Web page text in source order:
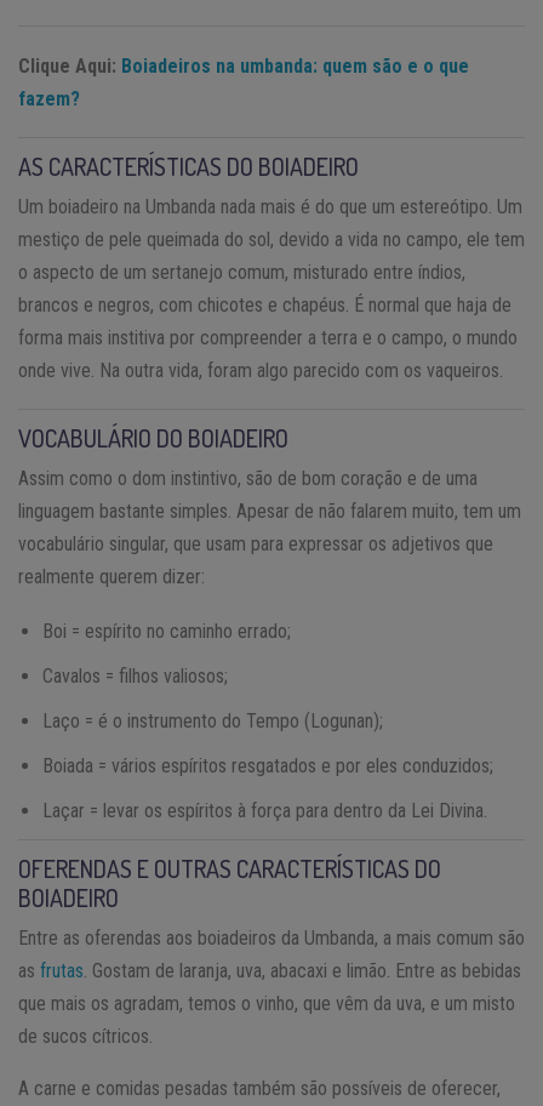
Clique Aqui: Boiadeiros na umbanda: quem são e o que
fazem?
AS CARACTERÍSTICAS DO BOIADEIRO
Um boiadeiro na Umbanda nada mais é do que um estereótipo. Um
mestiço de pele queimada do sol, devido a vida no campo, ele tem
o aspecto de um sertanejo comum, misturado entre índios,
brancos e negros, com chicotes e chapéus. É normal que haja de
forma mais institiva por compreender a terra e o campo, o mundo
onde vive. Na outra vida, foram algo parecido com os vaqueiros.
VOCABULÁRIO DO BOIADEIRO
Assim como o dom instintivo, são de bom coração e de uma
linguagem bastante simples. Apesar de não falarem muito, tem um
vocabulário singular, que usam para expressar os adjetivos que
realmente querem dizer:
Boi = espírito no caminho errado;
Cavalos = filhos valiosos;
Laço = é o instrumento do Tempo (Logunan);
Boiada = vários espíritos resgatados e por eles conduzidos;
Laçar = levar os espíritos à força para dentro da Lei Divina.
OFERENDAS E OUTRAS CARACTERÍSTICAS DO
BOIADEIRO
Entre as oferendas aos boiadeiros da Umbanda, a mais comum são
as frutas . Gostam de laranja, uva, abacaxi e limão. Entre as bebidas
que mais os agradam, temos o vinho, que vêm da uva, e um misto
de sucos cítricos.
A carne e comidas pesadas também são possíveis de oferecer,